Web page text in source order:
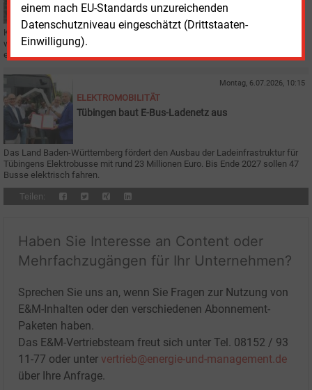
einem nach EU-Standards unzureichenden
Datenschutzniveau eingeschätzt (Drittstaaten-
Einwilligung).
Kunden der Drogeriekette Müller können ihre Elektrofahrzeuge künftig
während des Einkaufs laden. MVV Energie hat dafür neue Ladeinfrastruktur
errichtet.
Montag, 6.07.2026, 10:15
ELEKTROMOBILITÄT
Tübingen baut E-Bus-Ladenetz aus
Das Land Baden-Württemberg fördert den Ausbau der Ladeinfrastruktur für
Tübingens Elektrobusse mit rund 23 Millionen Euro. Bis Ende 2027 sollen 47
Busse elektrisch fahren.
Teilen:
Haben Sie Interesse an Content oder
Mehrfachzugängen für Ihr Unternehmen?
Sprechen Sie uns an, wenn Sie Fragen zur Nutzung von
E&M-Inhalten oder den verschiedenen Abonnement-
Paketen haben.
Das E&M-Vertriebsteam freut sich unter Tel. 08152 / 93
11-77 oder unter vertrieb@energie-und-management.de
über Ihre Anfrage.